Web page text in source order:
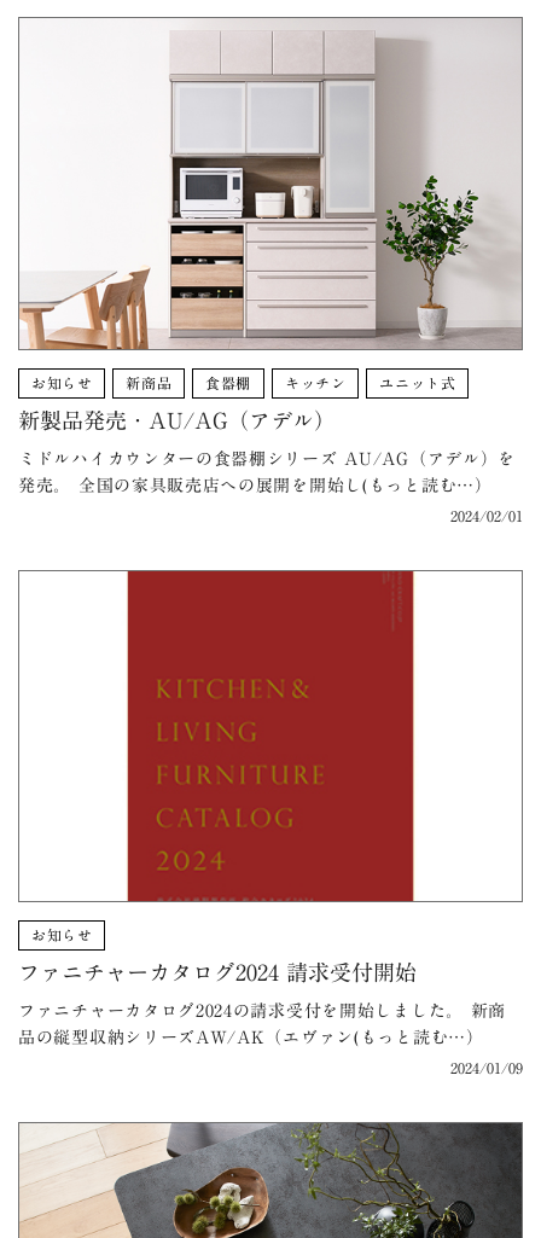
お知らせ 新商品 食器棚 キッチン ユニット式
新製品発売・AU/AG（アデル）
ミドルハイカウンターの食器棚シリーズ AU/AG（アデル）を
発売。 全国の家具販売店への展開を開始し(もっと読む…）
2024/02/01
お知らせ
ファニチャーカタログ2024 請求受付開始
ファニチャーカタログ2024の請求受付を開始しました。 新商
品の縦型収納シリーズAW/AK（エヴァン(もっと読む…）
2024/01/09